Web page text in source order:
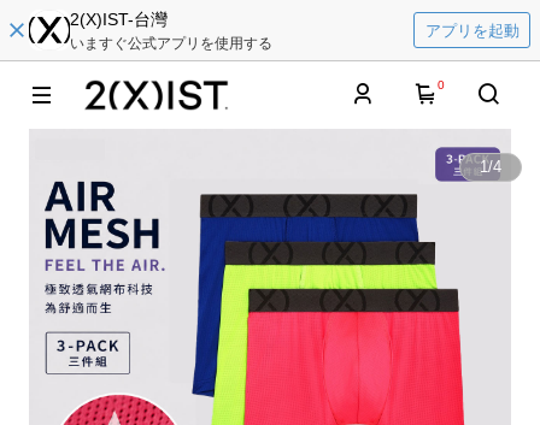
2(X)IST-台灣
いますぐ公式アプリを使用する
アプリを起動
0
1/4